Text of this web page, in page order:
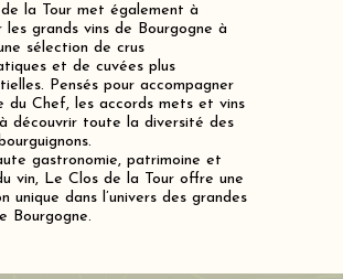
la Tour met également à
les grands vins de Bourgogne à
sélection de crus
et de cuvées plus
Pensés pour accompagner
du Chef, les accords mets et vins
découvrir toute la diversité des
gastronomie, patrimoine et
vin, Le Clos de la Tour offre une
unique dans l’univers des grandes
Bourgogne.